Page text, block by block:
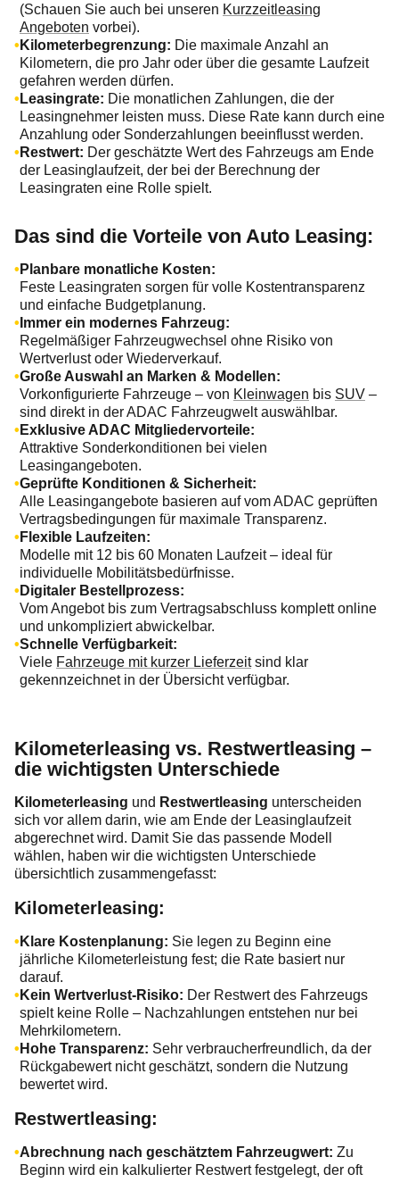
(Schauen Sie auch bei unseren Kurzzeitleasing
Angeboten vorbei).
Kilometerbegrenzung: Die maximale Anzahl an
Kilometern, die pro Jahr oder über die gesamte Laufzeit
gefahren werden dürfen.
Leasingrate: Die monatlichen Zahlungen, die der
Leasingnehmer leisten muss. Diese Rate kann durch eine
Anzahlung oder Sonderzahlungen beeinflusst werden.
Restwert: Der geschätzte Wert des Fahrzeugs am Ende
der Leasinglaufzeit, der bei der Berechnung der
Leasingraten eine Rolle spielt.
Das sind die Vorteile von Auto Leasing:
Planbare monatliche Kosten:
Feste Leasingraten sorgen für volle Kostentransparenz
und einfache Budgetplanung.
Immer ein modernes Fahrzeug:
Regelmäßiger Fahrzeugwechsel ohne Risiko von
Wertverlust oder Wiederverkauf.
Große Auswahl an Marken & Modellen:
Vorkonfigurierte Fahrzeuge – von Kleinwagen bis SUV –
sind direkt in der ADAC Fahrzeugwelt auswählbar.
Exklusive ADAC Mitgliedervorteile:
Attraktive Sonderkonditionen bei vielen
Leasingangeboten.
Geprüfte Konditionen & Sicherheit:
Alle Leasingangebote basieren auf vom ADAC geprüften
Vertragsbedingungen für maximale Transparenz.
Flexible Laufzeiten:
Modelle mit 12 bis 60 Monaten Laufzeit – ideal für
individuelle Mobilitätsbedürfnisse.
Digitaler Bestellprozess:
Vom Angebot bis zum Vertragsabschluss komplett online
und unkompliziert abwickelbar.
Schnelle Verfügbarkeit:
Viele Fahrzeuge mit kurzer Lieferzeitsind klar
gekennzeichnet in der Übersicht verfügbar.
Kilometerleasing vs. Restwertleasing –
die wichtigsten Unterschiede
Kilometerleasing und Restwertleasing unterscheiden
sich vor allem darin, wie am Ende der Leasinglaufzeit
abgerechnet wird. Damit Sie das passende Modell
wählen, haben wir die wichtigsten Unterschiede
übersichtlich zusammengefasst:
Kilometerleasing:
Klare Kostenplanung: Sie legen zu Beginn eine
jährliche Kilometerleistung fest; die Rate basiert nur
darauf.
Kein Wertverlust-Risiko: Der Restwert des Fahrzeugs
spielt keine Rolle – Nachzahlungen entstehen nur bei
Mehrkilometern.
Hohe Transparenz: Sehr verbraucherfreundlich, da der
Rückgabewert nicht geschätzt, sondern die Nutzung
bewertet wird.
Restwertleasing:
Abrechnung nach geschätztem Fahrzeugwert: Zu
Beginn wird ein kalkulierter Restwert festgelegt, der oft